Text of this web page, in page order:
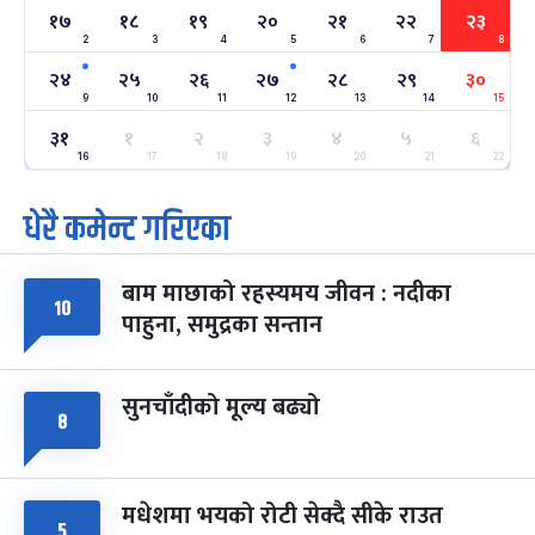
सोम फाल्गुन २४, २०८३- Mar 8, 2027
७ महिना बाँकी
२५
मंगल
ग्याल्पो ल्होसार
फाल्गुन २५, २०८३ Mar 9, 2027
७ महिना बाँकी
७
आइत
पूर्णिमा व्रत
चैत्र ७, २०८३-
८
सोम
फागुपूर्णिमा
चैत्र ८, २०८३-Mar 22, 2027
७ महिना बाँकी
१७
2
१८
3
१९
4
२०
5
२१
6
२२
7
२३
8
२४
9
२५
10
२६
11
२७
12
२८
13
२९
14
३०
15
३१
16
१
17
२
18
३
19
४
20
५
21
६
22
धेरै कमेन्ट गरिएका
१० बाम माछाको रहस्यमय जीवन : नदीका
पाहुना, समुद्रका सन्तान
८ सुनचाँदीको मूल्य बढ्यो
मधेशमा भयको रोटी सेक्दै सीके राउत